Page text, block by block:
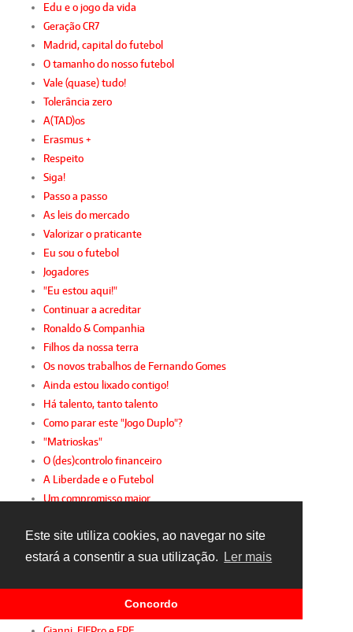
Este site utiliza cookies, ao navegar no site
estará a consentir a sua utilização.
Ler mais
Concordo
Edu e o jogo da vida
Geração CR7
Madrid, capital do futebol
O tamanho do nosso futebol
Vale (quase) tudo!
Tolerância zero
A(TAD)os
Erasmus +
Respeito
Siga!
Passo a passo
As leis do mercado
Valorizar o praticante
Eu sou o futebol
Jogadores
"Eu estou aqui!"
Continuar a acreditar
Ronaldo & Companhia
Filhos da nossa terra
Os novos trabalhos de Fernando Gomes
Ainda estou lixado contigo!
Há talento, tanto talento
Como parar este "Jogo Duplo"?
"Matrioskas"
O (des)controlo financeiro
A Liberdade e o Futebol
Um compromisso maior
Futebol em português
Valoriza a tua carreira
Desporto intergeracional
A mulher e o futebol